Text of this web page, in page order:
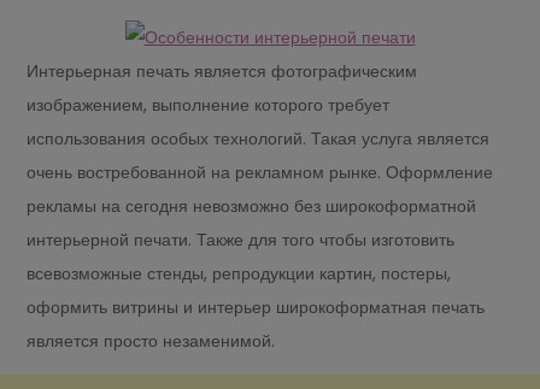
Интерьерная печать является фотографическим
изображением, выполнение которого требует
использования особых технологий. Такая услуга является
очень востребованной на рекламном рынке. Оформление
рекламы на сегодня невозможно без широкоформатной
интерьерной печати. Также для того чтобы изготовить
всевозможные стенды, репродукции картин, постеры,
оформить витрины и интерьер широкоформатная печать
является просто незаменимой.